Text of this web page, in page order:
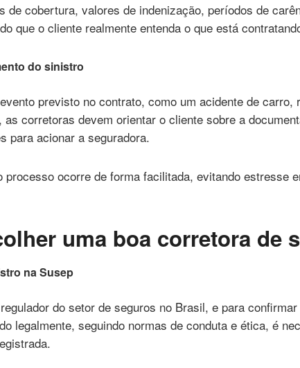
de cobertura, valores de indenização, períodos de
que o cliente realmente entenda o que está
do sinistro
previsto no contrato, como um acidente de carro,
as corretoras devem orientar o cliente sobre a
para acionar a seguradora.
processo ocorre de forma facilitada, evitando estresse
uma boa corretora de
na Susep
do setor de seguros no Brasil, e para
legalmente, seguindo normas de conduta e ética, é